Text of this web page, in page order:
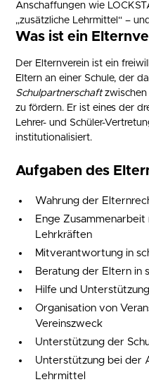
Anschaffungen wie
„zusätzliche Lehrmittel“ –
Was ist ein
Der Elternverein ist ein
Eltern an einer Schule, der
Schulpartnerschaftzwischen
zu fördern. Er ist eines der
Lehrer- und Schüler-
institutionalisiert.
Aufgaben des
Wahrung der
Enge
Lehrkräften
Mitverantwortung in
Beratung der Eltern in
Hilfe und
Organisation von
Vereinszweck
Unterstützung der
Unterstützung bei der
Lehrmittel